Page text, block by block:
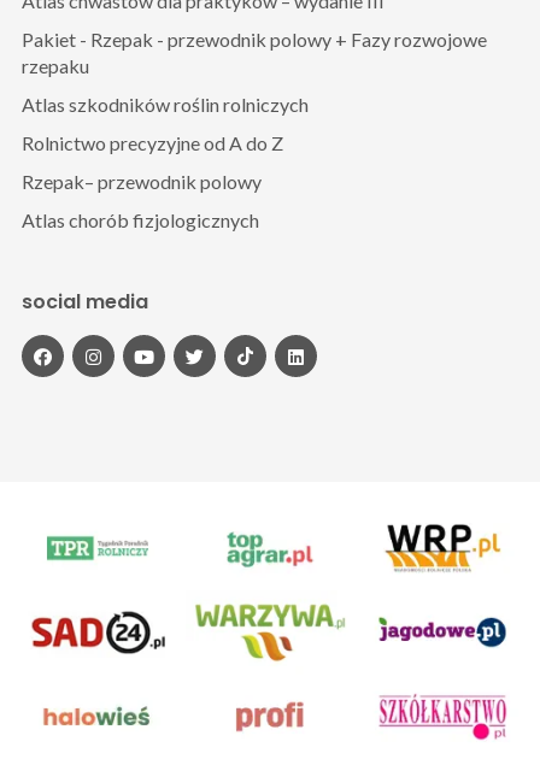
Pakiet - Rzepak - przewodnik polowy + Fazy rozwojowe
rzepaku
Atlas szkodników roślin rolniczych
Rolnictwo precyzyjne od A do Z
Rzepak– przewodnik polowy
Atlas chorób fizjologicznych
social media